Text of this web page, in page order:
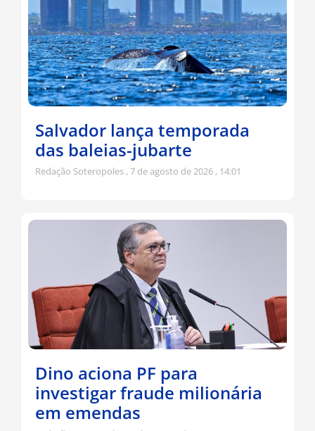
Salvador lança temporada
das baleias-jubarte
Redação Soteropoles 7 de agosto de 2026 14:01
Dino aciona PF para
investigar fraude milionária
em emendas